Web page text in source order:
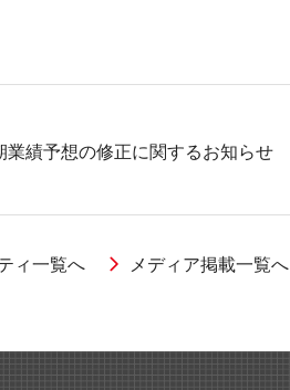
績予想の修正に関するお知らせ
ィ一覧へ メディア掲載一覧へ